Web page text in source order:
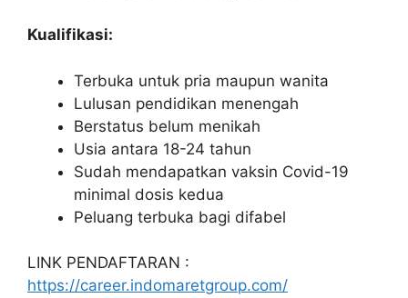
Kualifikasi:
Terbuka untuk pria maupun wanita
Lulusan pendidikan menengah
Berstatus belum menikah
Usia antara 18-24 tahun
Sudah mendapatkan vaksin Covid-19
minimal dosis kedua
Peluang terbuka bagi difabel
LINK PENDAFTARAN :
https://career.indomaretgroup.com/